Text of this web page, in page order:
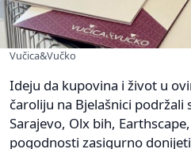
Vučica&Vučko
Ideju da kupovina i život u
čaroliju na Bjelašnici podržali
Sarajevo, Olx bih,
pogodnosti zasigurno